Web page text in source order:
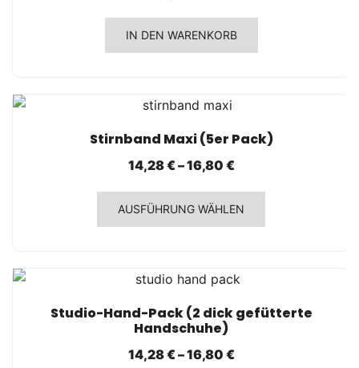
IN DEN WARENKORB
SCHNELLANSICHT
Stirnband Maxi (5er Pack)
14,28€–16,80 €
AUSFÜHRUNG WÄHLEN
Dieses
Die
SCHNELLANSICHT
Studio-Hand-Pack (2 dick gefütterte
Handschuhe)
14,28€–16,80 €